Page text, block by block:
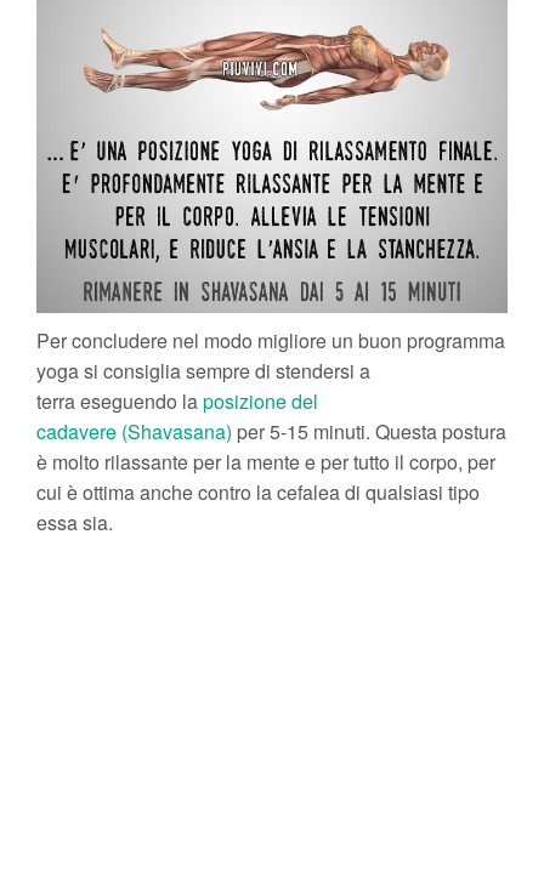
Per concludere nel modo migliore un buon programma
yoga si consiglia sempre di stendersi a
terra eseguendo laposizione del
cadavere (Shavasana) per 5-15 minuti. Questa postura
è molto rilassante per la mente e per tutto il corpo, per
cui è ottima anche contro la cefalea di qualsiasi tipo
essa sia.